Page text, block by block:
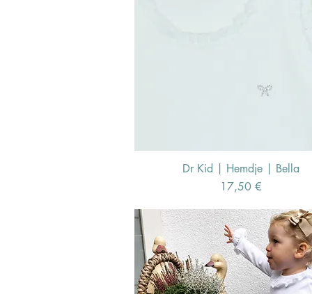
Schnellansicht
Dr Kid | Hemdje | Bella
Preis
17,50 €